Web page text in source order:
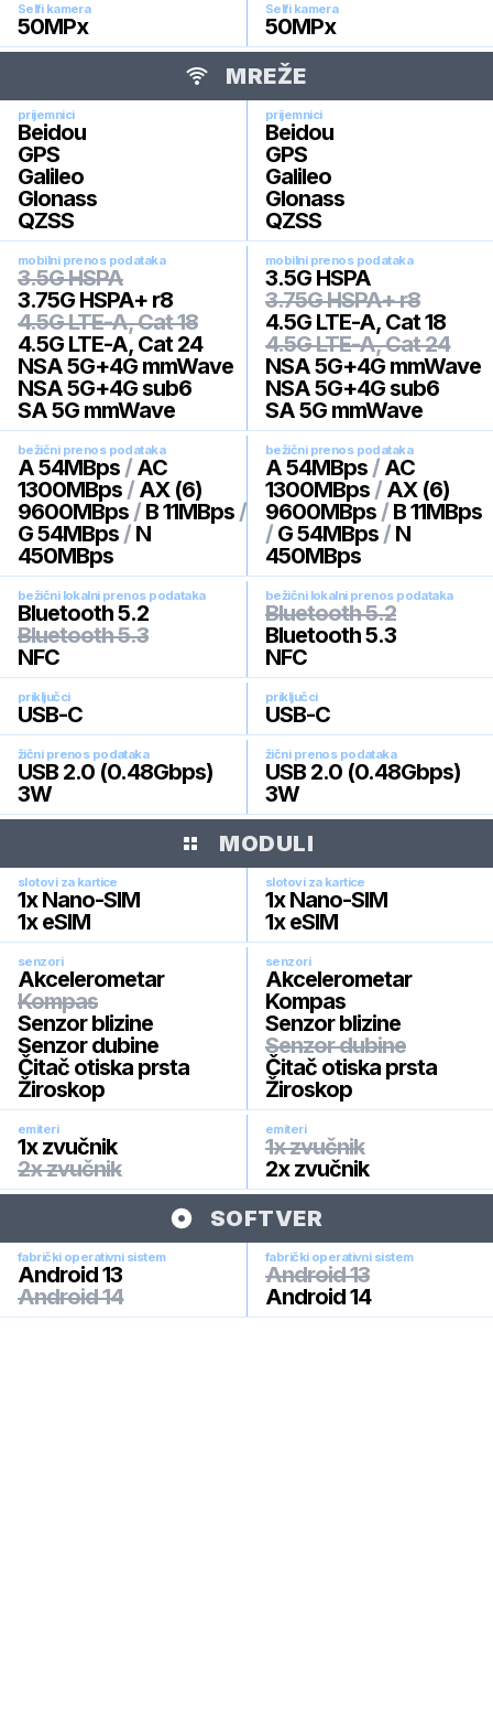
Selfi kamera
50MPx
Selfi kamera
50MPx
MREŽE
prijemnici
Beidou
GPS
Galileo
Glonass
QZSS
prijemnici
Beidou
GPS
Galileo
Glonass
QZSS
mobilni prenos podataka
3.5G HSPA
3.75G HSPA+ r8
4.5G LTE-A, Cat 18
4.5G LTE-A, Cat 24
NSA 5G+4G mmWave
NSA 5G+4G sub6
SA 5G mmWave
mobilni prenos podataka
3.5G HSPA
3.75G HSPA+ r8
4.5G LTE-A, Cat 18
4.5G LTE-A, Cat 24
NSA 5G+4G mmWave
NSA 5G+4G sub6
SA 5G mmWave
bežični prenos podataka
A 54MBps / AC
1300MBps / AX (6)
9600MBps / B 11MBps /
G 54MBps / N
450MBps
bežični prenos podataka
A 54MBps / AC
1300MBps / AX (6)
9600MBps / B 11MBps
/ G 54MBps / N
450MBps
bežični lokalni prenos podataka
Bluetooth 5.2
Bluetooth 5.3
NFC
bežični lokalni prenos podataka
Bluetooth 5.2
Bluetooth 5.3
NFC
priključci
USB-C
priključci
USB-C
žični prenos podataka
USB 2.0 (0.48Gbps)
3W
žični prenos podataka
USB 2.0 (0.48Gbps)
3W
MODULI
slotovi za kartice
1x Nano-SIM
1x eSIM
slotovi za kartice
1x Nano-SIM
1x eSIM
senzori
Akcelerometar
Kompas
Senzor blizine
Senzor dubine
Čitač otiska prsta
Žiroskop
senzori
Akcelerometar
Kompas
Senzor blizine
Senzor dubine
Čitač otiska prsta
Žiroskop
emiteri
1x zvučnik
2x zvučnik
emiteri
1x zvučnik
2x zvučnik
SOFTVER
fabrički operativni sistem
Android 13
Android 14
fabrički operativni sistem
Android 13
Android 14